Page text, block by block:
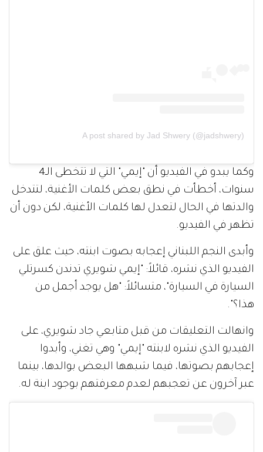
A post shared by Jad Shwery (@jadshwery)
وكما يبدو في الفيديو أن "إيمي" التي لا تتخطى الـ4
سنوات، أخطأت في نطق بعض كلمات الأغنية، لتتدخل
والدتها في الحال لتعدل لها كلمات الأغنية، لكن دون أن
تظهر في الفيديو.
وأبدى النجم اللبناني إعجابه بصوت ابنته، حيث علق على
الفيديو الذي نشره، قائلاً: "إيمي شويري تدندن كسرتلي
السيارة في السيارة"، متسائلاً: "هل يوجد أجمل من
هذا؟".
وانهالت التعليقات من قبل متابعي جاد شويري، على
الفيديو الذي نشره لابنته "إيمي" وهي تغني، وأبدوا
إعجابهم بصوتها، فيما شبهها البعض بوالدها، بينما
عبر آخرون عن تعجبهم لعدم معرفتهم بوجود ابنة له.